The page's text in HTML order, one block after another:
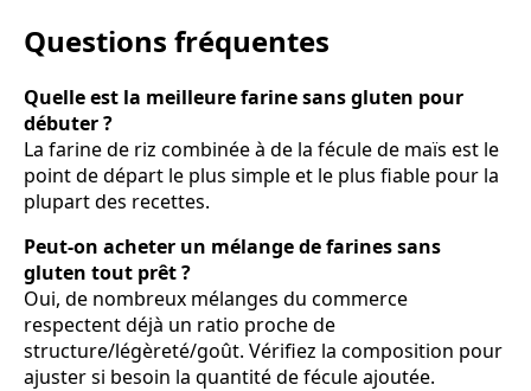
Questions fréquentes
Quelle est la meilleure farine sans gluten pour
débuter ?
La farine de riz combinée à de la fécule de maïs est le
point de départ le plus simple et le plus fiable pour la
plupart des recettes.
Peut-on acheter un mélange de farines sans
gluten tout prêt ?
Oui, de nombreux mélanges du commerce
respectent déjà un ratio proche de
structure/légèreté/goût. Vérifiez la composition pour
ajuster si besoin la quantité de fécule ajoutée.